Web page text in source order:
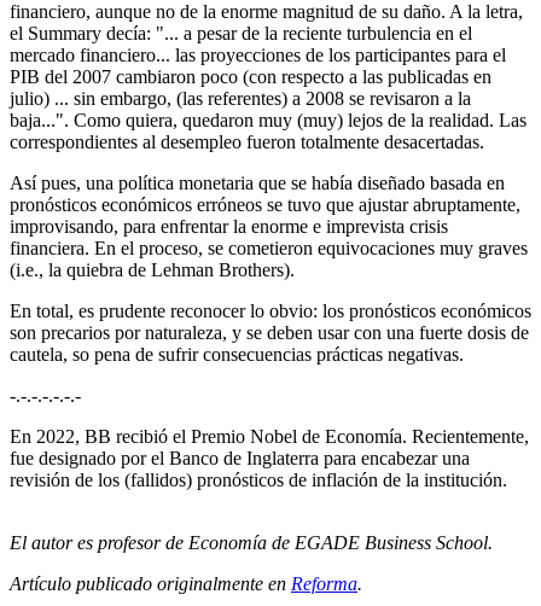
financiero, aunque no de la enorme magnitud de su daño. A la letra,
el Summary decía: "... a pesar de la reciente turbulencia en el
mercado financiero... las proyecciones de los participantes para el
PIB del 2007 cambiaron poco (con respecto a las publicadas en
julio) ... sin embargo, (las referentes) a 2008 se revisaron a la
baja...". Como quiera, quedaron muy (muy) lejos de la realidad. Las
correspondientes al desempleo fueron totalmente desacertadas.
Así pues, una política monetaria que se había diseñado basada en
pronósticos económicos erróneos se tuvo que ajustar abruptamente,
improvisando, para enfrentar la enorme e imprevista crisis
financiera. En el proceso, se cometieron equivocaciones muy graves
(i.e., la quiebra de Lehman Brothers).
En total, es prudente reconocer lo obvio: los pronósticos económicos
son precarios por naturaleza, y se deben usar con una fuerte dosis de
cautela, so pena de sufrir consecuencias prácticas negativas.
-.-.-.-.-.-.-
En 2022, BB recibió el Premio Nobel de Economía. Recientemente,
fue designado por el Banco de Inglaterra para encabezar una
revisión de los (fallidos) pronósticos de inflación de la institución.
El autor es profesor de Economía de EGADE Business School.
Artículo publicado originalmente en Reforma.